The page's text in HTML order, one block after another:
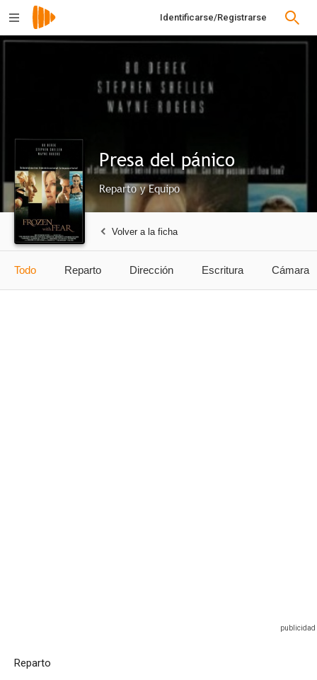
Identificarse/Registrarse
Presa del pánico
Reparto y Equipo
Volver a la ficha
Todo Reparto Dirección Escritura Cámara
Reparto